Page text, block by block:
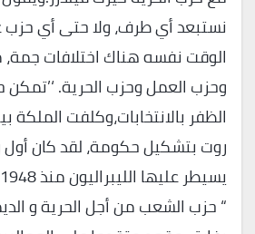
نستبعد أي طرف، ولا حتى أي
الوقت نفسه هناك اختلافات
وحزب العمل وحزب الحرية.
الظفر بالانتخابات،وكلفت الملكة
روت بتشكيل حكومة، لقد كان
“ حزب الشعب من أجل الحرية و